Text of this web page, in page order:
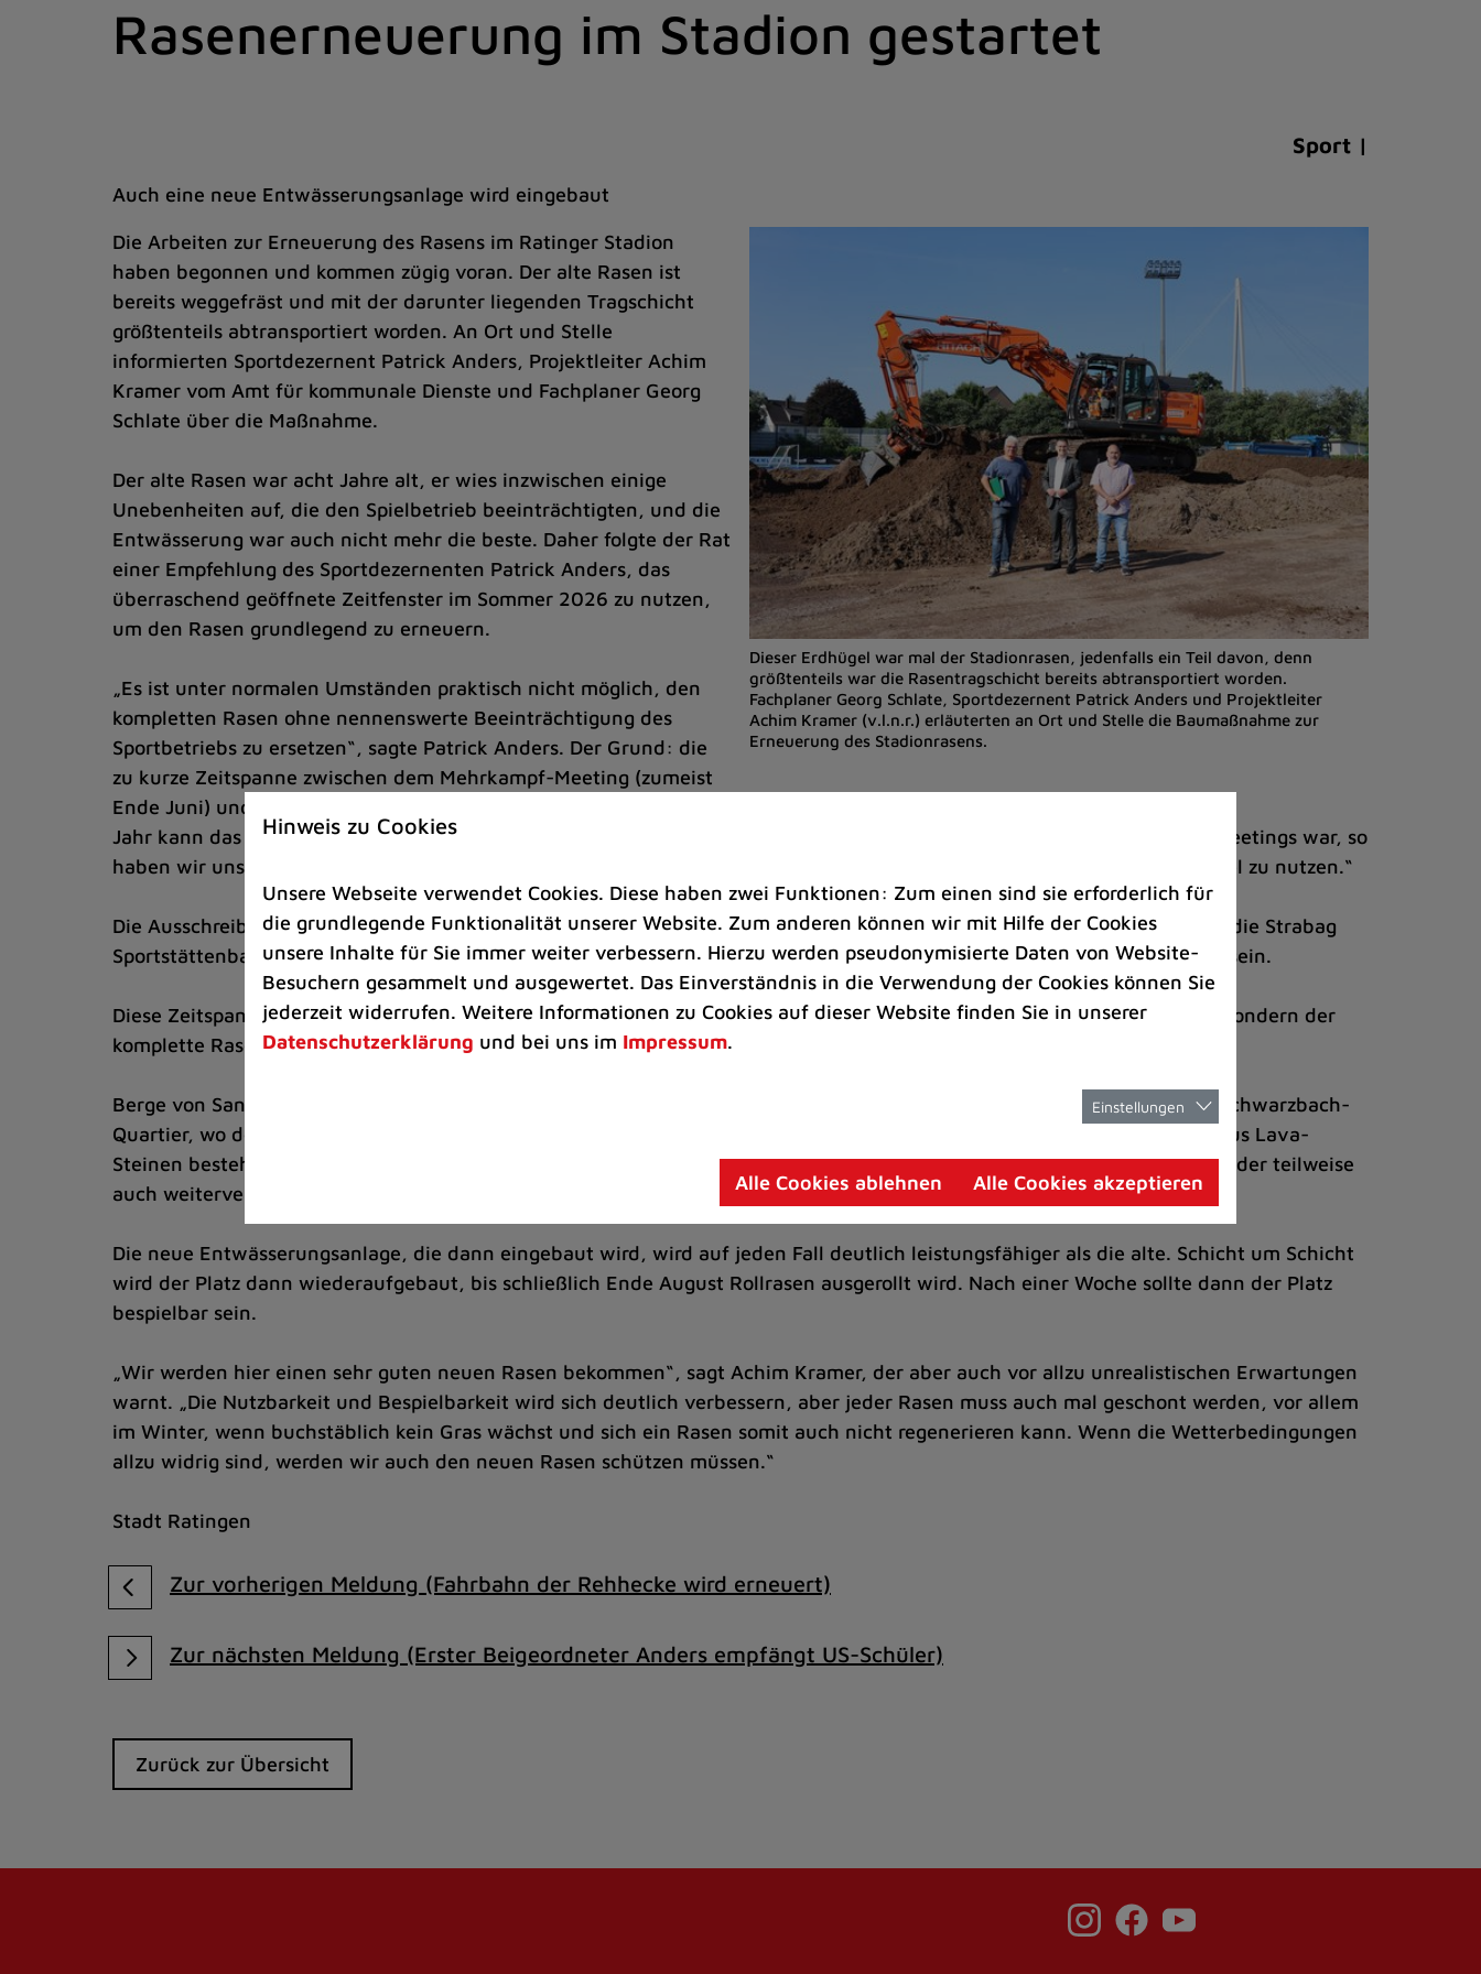
Rasenerneuerung im Stadion gestartet
Sport |
Auch eine neue Entwässerungsanlage wird eingebaut
Dieser Erdhügel war mal der Stadionrasen, jedenfalls ein Teil davon, denn
größtenteils war die Rasentragschicht bereits abtransportiert worden.
Fachplaner Georg Schlate, Sportdezernent Patrick Anders und Projektleiter
Achim Kramer (v.l.n.r.) erläuterten an Ort und Stelle die Baumaßnahme zur
Erneuerung des Stadionrasens.
Die Arbeiten zur Erneuerung des Rasens im Ratinger Stadion
haben begonnen und kommen zügig voran. Der alte Rasen ist
bereits weggefräst und mit der darunter liegenden Tragschicht
größtenteils abtransportiert worden. An Ort und Stelle
informierten Sportdezernent Patrick Anders, Projektleiter Achim
Kramer vom Amt für kommunale Dienste und Fachplaner Georg
Schlate über die Maßnahme.
Der alte Rasen war acht Jahre alt, er wies inzwischen einige
Unebenheiten auf, die den Spielbetrieb beeinträchtigten, und die
Entwässerung war auch nicht mehr die beste. Daher folgte der Rat
einer Empfehlung des Sportdezernenten Patrick Anders, das
überraschend geöffnete Zeitfenster im Sommer 2026 zu nutzen,
um den Rasen grundlegend zu erneuern.
„Es ist unter normalen Umständen praktisch nicht möglich, den
kompletten Rasen ohne nennenswerte Beeinträchtigung des
Sportbetriebs zu ersetzen“, sagte Patrick Anders. Der Grund: die
zu kurze Zeitspanne zwischen dem Mehrkampf-Meeting (zumeist
Ende Juni) und dem Beginn der Fußball-Saison. Doch in diesem
Jahr kann das Mehrkampf-Meeting unerwarteterweise nicht stattfinden. „So ärgerlich und bedauerlich der Ausfall des Meetings war, so
haben wir uns sehr schnell entschlossen, wenigstens das Beste daraus zu machen und die Gelegenheit zum Rasenwechsel zu nutzen.“
Die Ausschreibung wurde durchgeführt, parallel zum Ende der Oberligasaison konnte der Auftrag erteilt werden, so dass die Strabag
Sportstättenbau GmbH gleich Anfang Juni loslegen konnte. Bis Ende August muss der neue Rasen liegen und bespielbar sein.
Diese Zeitspanne ist immer noch durchaus knapp bemessen, denn es wird ja nicht nur die obere Rasenschicht erneuert, sondern der
komplette Rasen inklusive Untergrund. Auch wird eine komplett neue Entwässerungsanlage eingebaut.
Berge von Sand und Oberboden, in denen der alte Rasen gewurzelt hat, wurden bereits abtransportiert, und zwar zum Schwarzbach-
Quartier, wo der Boden für eine temporäre Begrünung gute Dienste leisten kann. Es folgt noch die nächste Schicht, die aus Lava-
Steinen besteht, bis schließlich der Unterbau aus Kies freiliegt und Fachleute prüfen können, ob er vollständig erneuert oder teilweise
auch weiterverwendet werden kann. Entscheidend sind Tragfähigkeit und Wasserdurchlässigkeit.
Die neue Entwässerungsanlage, die dann eingebaut wird, wird auf jeden Fall deutlich leistungsfähiger als die alte. Schicht um Schicht
wird der Platz dann wiederaufgebaut, bis schließlich Ende August Rollrasen ausgerollt wird. Nach einer Woche sollte dann der Platz
bespielbar sein.
„Wir werden hier einen sehr guten neuen Rasen bekommen“, sagt Achim Kramer, der aber auch vor allzu unrealistischen Erwartungen
warnt. „Die Nutzbarkeit und Bespielbarkeit wird sich deutlich verbessern, aber jeder Rasen muss auch mal geschont werden, vor allem
im Winter, wenn buchstäblich kein Gras wächst und sich ein Rasen somit auch nicht regenerieren kann. Wenn die Wetterbedingungen
allzu widrig sind, werden wir auch den neuen Rasen schützen müssen.“
Stadt Ratingen
Zur vorherigen Meldung (Fahrbahn der Rehhecke wird erneuert)
Zur nächsten Meldung (Erster Beigeordneter Anders empfängt US-Schüler)
Zurück zur Übersicht
Hinweis zu Cookies
Unsere Webseite verwendet Cookies. Diese haben zwei Funktionen: Zum einen sind sie erforderlich für
die grundlegende Funktionalität unserer Website. Zum anderen können wir mit Hilfe der Cookies
unsere Inhalte für Sie immer weiter verbessern. Hierzu werden pseudonymisierte Daten von Website-
Besuchern gesammelt und ausgewertet. Das Einverständnis in die Verwendung der Cookies können Sie
jederzeit widerrufen. Weitere Informationen zu Cookies auf dieser Website finden Sie in unserer
Datenschutzerklärung und bei uns im Impressum.
Einstellungen
Alle Cookies ablehnen Alle Cookies akzeptieren